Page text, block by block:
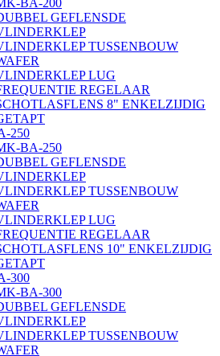
BA-200
GEFLENSDE
TUSSENBOUW
LUG
REGELAAR
8" ENKELZIJDIG
250
BA-250
GEFLENSDE
TUSSENBOUW
LUG
REGELAAR
10" ENKELZIJDIG
300
BA-300
GEFLENSDE
TUSSENBOUW